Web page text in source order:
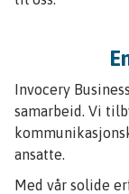
Invocery
samarbeid. Vi
ansatte.
Med vår solide